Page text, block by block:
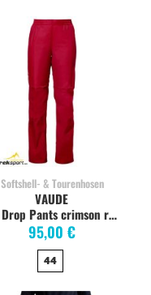
Softshell- & Tourenhosen
Wo Drop Pants crimson red
95,00 €
VAUDE
44